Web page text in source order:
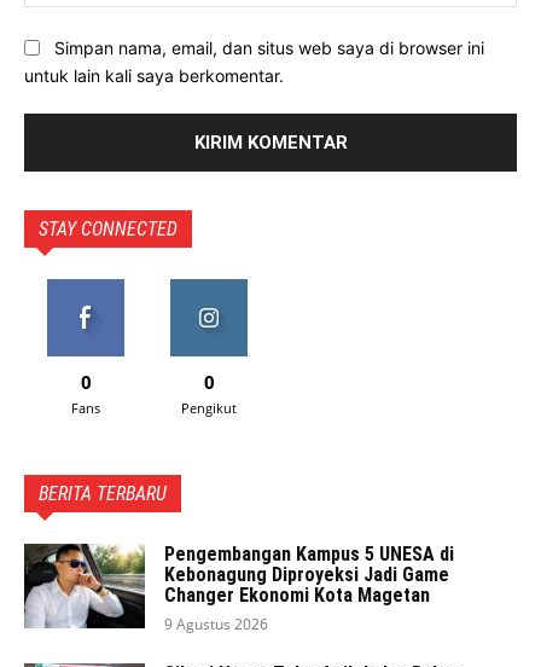
Simpan nama, email, dan situs web saya di browser ini
untuk lain kali saya berkomentar.
STAY CONNECTED
0
Fans
0
Pengikut
BERITA TERBARU
Pengembangan Kampus 5 UNESA di
Kebonagung Diproyeksi Jadi Game
Changer Ekonomi Kota Magetan
9 Agustus 2026